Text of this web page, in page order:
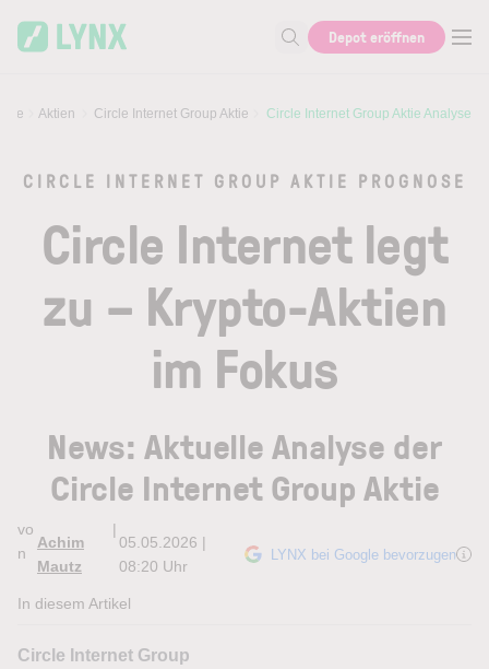
Suche nach Aktie, Autor...
Depot eröffnen
Aktien Circle Internet Group Aktie Circle Internet Group Aktie Analyse
CIRCLE INTERNET GROUP AKTIE PROGNOSE
Circle Internet legt
zu – Krypto-Aktien
im Fokus
News: Aktuelle Analyse der
Circle Internet Group Aktie
vo
n
Achim
Mautz
|
05.05.2026 |
08:20 Uhr
LYNX bei Google bevorzugen
In diesem Artikel
Circle Internet Group